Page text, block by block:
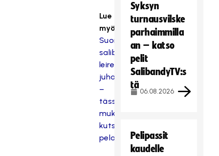
Lue
myös:
Suomen
salibandymiehet
leireilevät
juhannusviikolla
–
tässä
mukaan
kutsutut
pelaajat
Syksyn
turnausvilske
parhaimmilla
an – katso
pelit
SalibandyTV:s
tä
06.08.2026
Pelipassit
kaudelle